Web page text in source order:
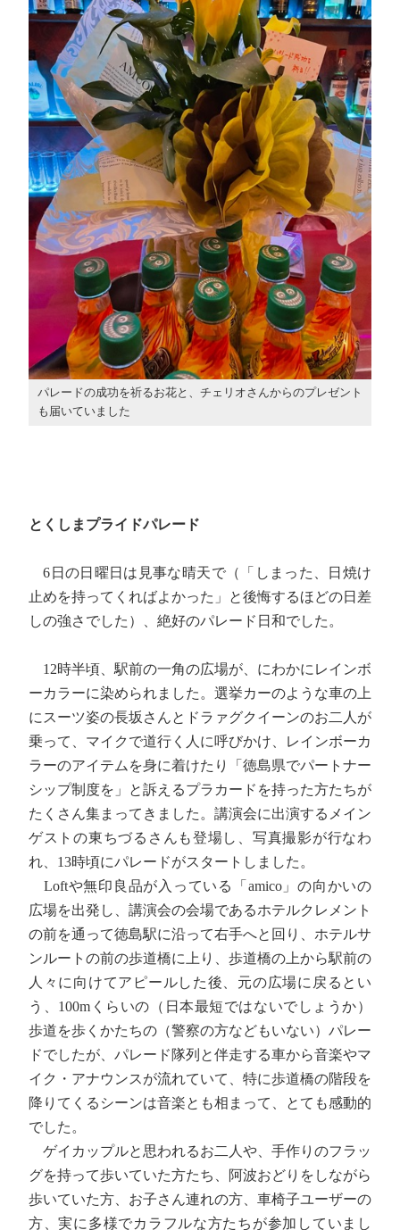
パレードの成功を祈るお花と、チェリオさんからのプレゼント
も届いていました
とくしまプライドパレード
6日の日曜日は見事な晴天で（「しまった、日焼け
止めを持ってくればよかった」と後悔するほどの日差
しの強さでした）、絶好のパレード日和でした。
12時半頃、駅前の一角の広場が、にわかにレインボ
ーカラーに染められました。選挙カーのような車の上
にスーツ姿の長坂さんとドラァグクイーンのお二人が
乗って、マイクで道行く人に呼びかけ、レインボーカ
ラーのアイテムを身に着けたり「徳島県でパートナー
シップ制度を」と訴えるプラカードを持った方たちが
たくさん集まってきました。講演会に出演するメイン
ゲストの東ちづるさんも登場し、写真撮影が行なわ
れ、13時頃にパレードがスタートしました。
Loftや無印良品が入っている「amico」の向かいの
広場を出発し、講演会の会場であるホテルクレメント
の前を通って徳島駅に沿って右手へと回り、ホテルサ
ンルートの前の歩道橋に上り、歩道橋の上から駅前の
人々に向けてアピールした後、元の広場に戻るとい
う、100mくらいの（日本最短ではないでしょうか）
歩道を歩くかたちの（警察の方などもいない）パレー
ドでしたが、パレード隊列と伴走する車から音楽やマ
イク・アナウンスが流れていて、特に歩道橋の階段を
降りてくるシーンは音楽とも相まって、とても感動的
でした。
ゲイカップルと思われるお二人や、手作りのフラッ
グを持って歩いていた方たち、阿波おどりをしながら
歩いていた方、お子さん連れの方、車椅子ユーザーの
方、実に多様でカラフルな方たちが参加していまし